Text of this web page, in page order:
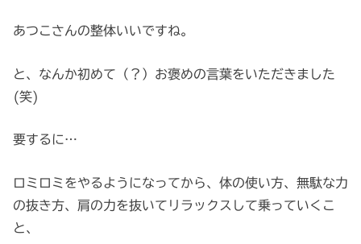
あつこさんの整体いいですね。
と、なんか初めて（？）お褒めの言葉をいただきました
(笑)
要するに…
ロミロミをやるようになってから、体の使い方、無駄な力
の抜き方、肩の力を抜いてリラックスして乗っていくこ
と、